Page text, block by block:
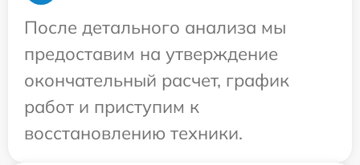
После детального анализа мы
предоставим на утверждение
окончательный расчет, график
работ и приступим к
восстановлению техники.